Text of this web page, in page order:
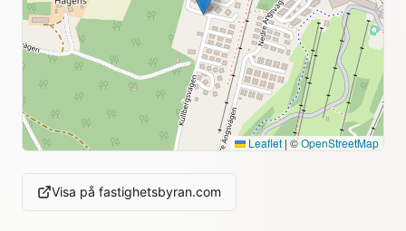
Leaflet | ©OpenStreetMap
Visa på fastighetsbyran.com